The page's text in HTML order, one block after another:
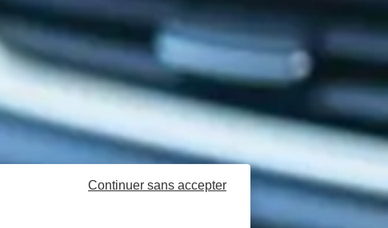
Continuer sans accepter